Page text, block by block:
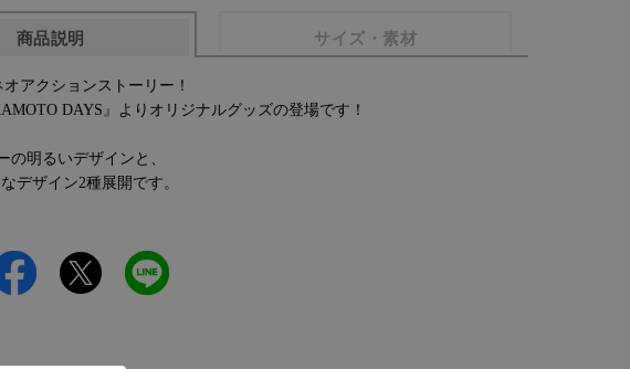
商品説明 サイズ・素材
アクションストーリー！
DAYS』よりオリジナルグッズの登場です！
の明るいデザインと、
デザイン2種展開です。